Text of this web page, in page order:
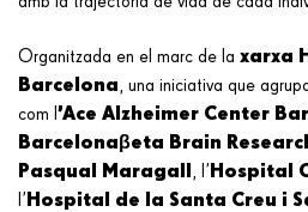
Organitzada en el marc de la xarxa
Barcelona, una iniciativa que
com l ’Ace Alzheimer Center
Barcelonaβeta Brain
Pasqual Maragall, l ’Hospital
’Hospital de la Santa Creu i